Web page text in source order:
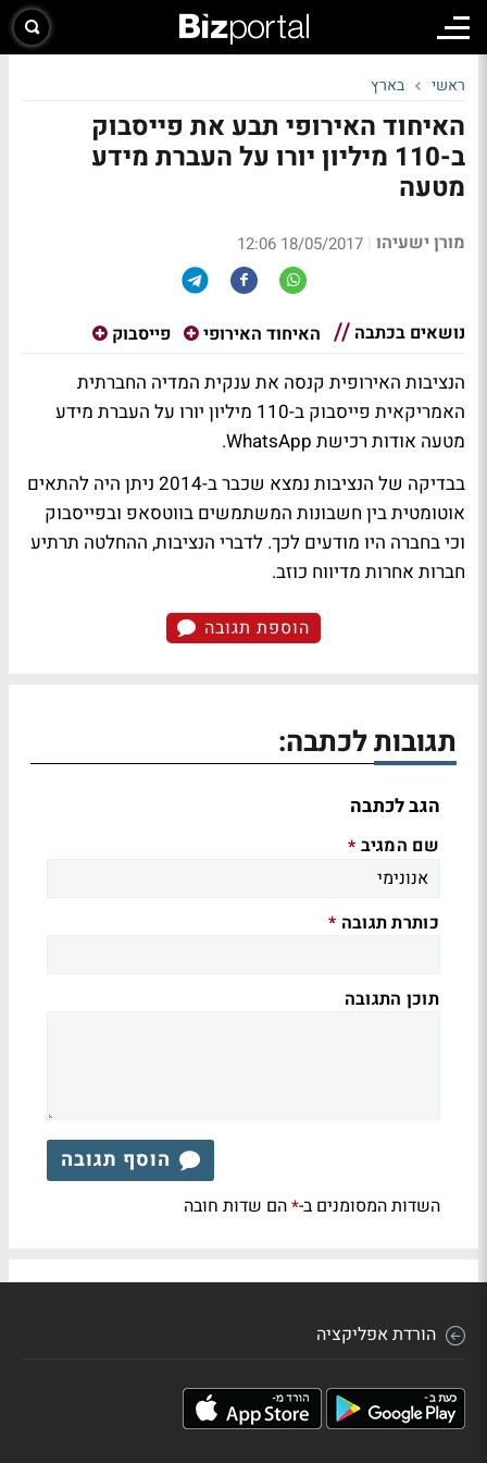
ראשי בארץ
האיחוד האירופי תבע את פייסבוק
ב-110 מיליון יורו על העברת מידע
מטעה
מורן ישעיהו |
18/05/2017 12:06
נושאים בכתבה האיחוד האירופי פייסבוק
הנציבות האירופית קנסה את ענקית המדיה החברתית
האמריקאית פייסבוק ב-110 מיליון יורו על העברת מידע
מטעה אודות רכישת WhatsApp.
בבדיקה של הנציבות נמצא שכבר ב-2014 ניתן היה להתאים
אוטומטית בין חשבונות המשתמשים בווטסאפ ובפייסבוק
וכי בחברה היו מודעים לכך. לדברי הנציבות, ההחלטה תרתיע
חברות אחרות מדיווח כוזב.
הוספת תגובה
תגובות לכתבה:
הגב לכתבה
שם המגיב *
כותרת תגובה *
תוכן התגובה
הוסף תגובה
השדות המסומנים ב-*הם שדות חובה
הורדת אפליקציה